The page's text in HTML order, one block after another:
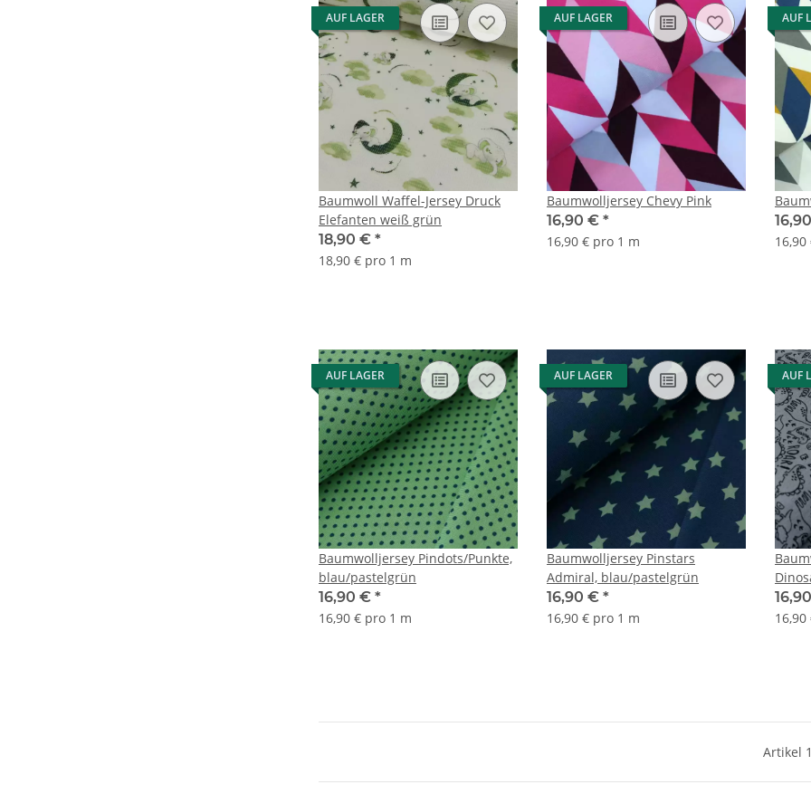
AUF LAGER
Baumwoll Waffel-Jersey Druck
Elefanten weiß grün
18,90 € *
18,90 € pro 1 m
AUF LAGER
Baumwolljersey Chevy Pink
16,90 € *
16,90 € pro 1 m
AUF
AUF LAGER
Baumwolljersey Pindots/Punkte,
blau/pastelgrün
16,90 € *
16,90 € pro 1 m
AUF LAGER
Baumwolljersey Pinstars
Admiral, blau/pastelgrün
16,90 € *
16,90 € pro 1 m
AUF
Artikel